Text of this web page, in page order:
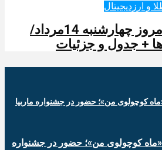
و ارزدیجیتال‌
قیمت طلا و سکه امروز چهارشنبه 14مرداد/
+ جدول و جزئیات
کوچولوی من»؛ حضور در جشنواره